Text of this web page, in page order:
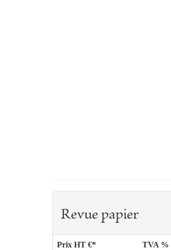
Revue papier
Prix HT €* TVA %